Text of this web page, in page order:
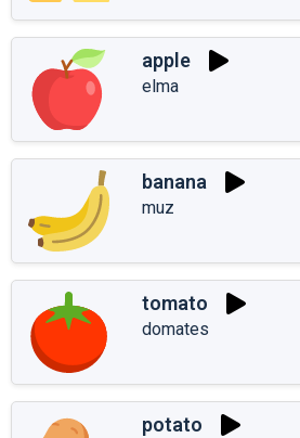
apple
elma
banana
muz
tomato
domates
potato